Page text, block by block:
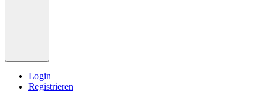
Login
Registrieren